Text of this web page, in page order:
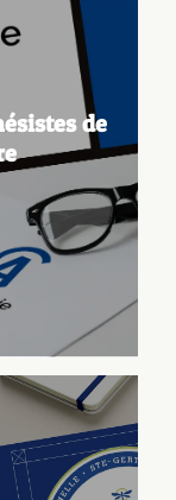
de